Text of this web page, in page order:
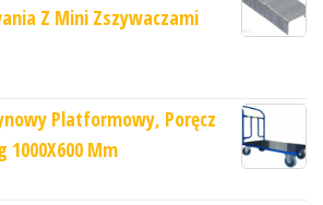
Z Mini Zszywaczami
Platformowy, Poręcz
1000X600 Mm